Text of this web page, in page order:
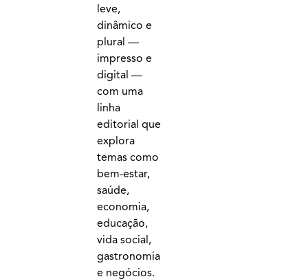
leve,
dinâmico e
plural —
impresso e
digital —
com uma
linha
editorial que
explora
temas como
bem-estar,
saúde,
economia,
educação,
vida social,
gastronomia
e negócios.